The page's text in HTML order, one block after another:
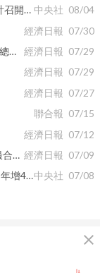
【公告】大成鋼115年第二季財務報告董事會預計召開日期為115年8月12日 中央社 08/04
經濟日報 07/30
首屆「臺灣機器人競賽」正式開跑 跨域挑戰千萬總獎金
經濟日報 07/29
經濟日報 07/29
經濟日報 07/27
聯合報 07/15
經濟日報 07/12
千金股交易變革改1元一跳 零股提早至9時開盤 撮合時間縮至1秒 經濟日報 07/09
【公告】大成鋼 2026年6月合併營收119.08億元 年增43.73%中央社 07/08
close